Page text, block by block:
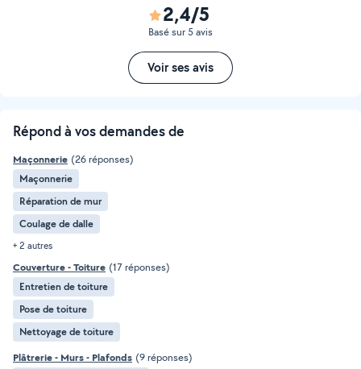
2,4/5
Basé sur 5 avis
Voir ses avis
Répond à vos demandes de
Maçonnerie (26 réponses)
Maçonnerie
Réparation de mur
Coulage de dalle
+ 2 autres
Couverture - Toiture (17 réponses)
Entretien de toiture
Pose de toiture
Nettoyage de toiture
Plâtrerie - Murs - Plafonds (9 réponses)